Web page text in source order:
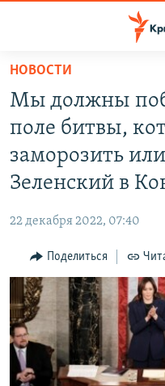
Вернуться
основному
содержанию
главной
Вернутся
поиску
СПЕЦПРОЕКТЫ
КАРТА ВОЕННЫХ ОБЪЕКТОВ
ИСТОРИЯ
ИНТЕРАКТИВ
ИНФОГРАФИКА
ТЕЛЕПРОЕКТ КРЫМ.РЕАЛИИ
СОВЕТЫ ПРАВОЗАЩИТНИКОВ
ПРОПАВШИЕ БЕЗ ВЕСТИ
ПОБЕДИТЕЛЕЙ НЕ СУДЯТ?
РАДІО СВОБОДА
КАК ОБОЙТИ
Українською
Qırımtatar
ПРИСОЕДИНЯЙТЕСЬ!
НОВОСТИ
Мы должны
поле битвы,
заморозить
Зеленский в
22 декабря 2022, 07:40
Поделиться